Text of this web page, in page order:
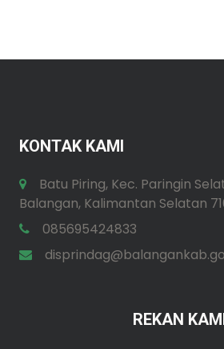
KONTAK KAMI
Batu Piring, Kec. Paringin
Balangan, Kalimantan Selatan
085695424833
REKAN